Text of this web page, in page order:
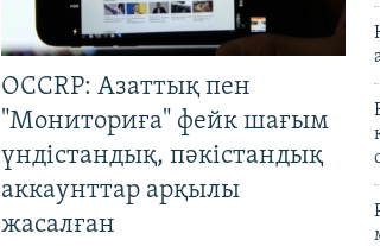
OCCRP: Азаттық пен
"Мониториға" фейк шағым
үндістандық, пәкістандық
аккаунттар арқылы
жасалған